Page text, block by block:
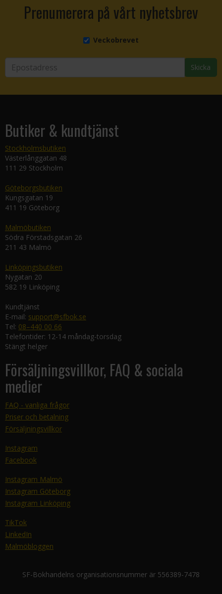
Prenumerera på vårt nyhetsbrev
Veckobrevet
Skicka
Butiker & kundtjänst
Stockholmsbutiken
Västerlånggatan 48
111 29 Stockholm
Göteborgsbutiken
Kungsgatan 19
411 19 Göteborg
Malmöbutiken
Södra Förstadsgatan 26
211 43 Malmö
Linköpingsbutiken
Nygatan 20
582 19 Linköping
Kundtjänst
E-mail: support@sfbok.se
Tel: 08–440 00 66
Telefontider: 12-14 måndag-torsdag
Stängt helger
Försäljningsvillkor, FAQ & sociala
medier
FAQ - vanliga frågor
Priser och betalning
Försäljningsvillkor
Instagram
Facebook
Instagram Malmö
Instagram Göteborg
Instagram Linköping
TikTok
LinkedIn
Malmöbloggen
SF-Bokhandelns organisationsnummer är 556389-7478